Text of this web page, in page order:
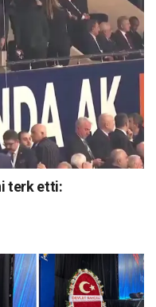
terk etti: